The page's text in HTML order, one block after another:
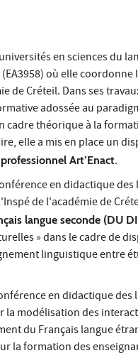
en sciences du
où elle
de Créteil. Dans ses
adossée au
cadre théorique à la
elle a mis en place un
Art’Enact.
en didactique
de l'académie de
langue seconde (DU
» dans le cadre de
linguistique entre
en didactique des
la modélisation des
du Français langue
la formation des